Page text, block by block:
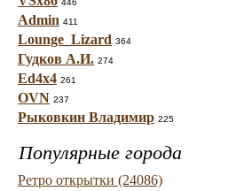
446
Admin 411
Lounge_Lizard 364
Гудков А.И. 274
Ed4x4 261
OVN 237
Рыковкин Владимир 225
Популярные города
Ретро открытки (24086)